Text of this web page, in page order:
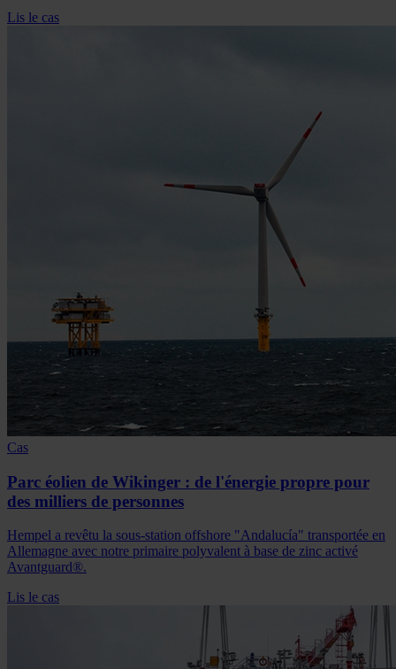
Lis le cas
Cas
Parc éolien de Wikinger : de l'énergie propre pour
des milliers de personnes
Hempel a revêtu la sous-station offshore "Andalucía" transportée en
Allemagne avec notre primaire polyvalent à base de zinc activé
Avantguard®.
Lis le cas